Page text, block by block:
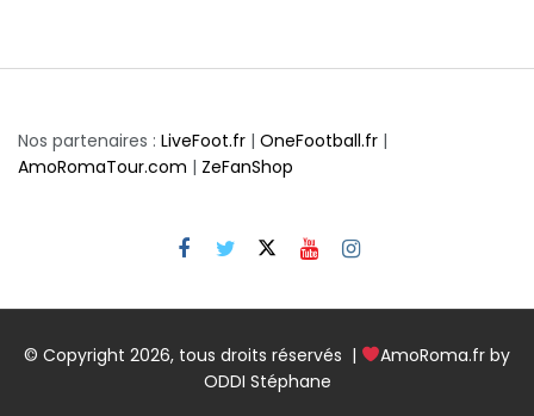
Nos partenaires : LiveFoot.fr | OneFootball.fr |
AmoRomaTour.com | ZeFanShop
© Copyright 2026, tous droits réservés |
AmoRoma.fr by
ODDI Stéphane